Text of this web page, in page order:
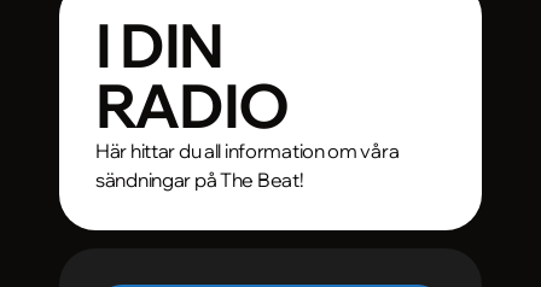
I DIN
RADIO
Här hittar du all information om våra
sändningar på The Beat!